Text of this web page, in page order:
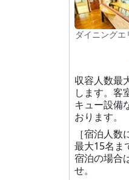
ダイニングエ
収容人数最
します。客
キュー設備
おります。
［宿泊人数
最大15名ま
宿泊の場合
せ。